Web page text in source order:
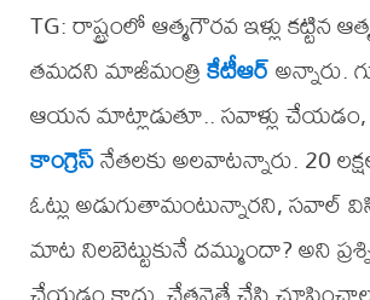
TG: రాష్ట్రంలో ఆత్మగౌరవ ఇళ్లు కట్టిన
తమదని మాజీమంత్రికేటీఆర్అన్నారు.
ఆయన మాట్లాడుతూ.. సవాళ్లు
కాంగ్రెస్నేతలకు అలవాటన్నారు. 20
ఓట్లు అడుగుతామంటున్నారని, సవాల్‌
మాట నిలబెట్టుకునే దమ్ముందా? అని